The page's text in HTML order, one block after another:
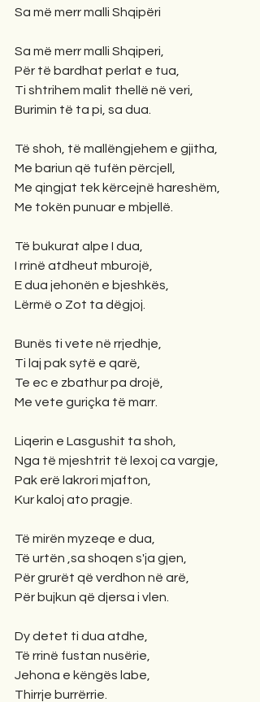
Sa më merr malli Shqipëri
Sa më merr malli Shqiperi,
Për të bardhat perlat e tua,
Ti shtrihem malit thellë në veri,
Burimin të ta pi, sa dua.
Të shoh, të mallëngjehem e gjitha,
Me bariun që tufën përcjell,
Me qingjat tek kërcejnë hareshëm,
Me tokën punuar e mbjellë.
Të bukurat alpe I dua,
I rrinë atdheut mburojë,
E dua jehonën e bjeshkës,
Lërmë o Zot ta dëgjoj.
Bunës ti vete në rrjedhje,
Ti laj pak sytë e qarë,
Te ec e zbathur pa drojë,
Me vete guriçka të marr.
Liqerin e Lasgushit ta shoh,
Nga të mjeshtrit të lexoj ca vargje,
Pak erë lakrori mjafton,
Kur kaloj ato pragje.
Të mirën myzeqe e dua,
Të urtën ,sa shoqen s'ja gjen,
Për grurët që verdhon në arë,
Për bujkun që djersa i vlen.
Dy detet ti dua atdhe,
Të rrinë fustan nusërie,
Jehona e këngës labe,
Thirrje burrërrie.